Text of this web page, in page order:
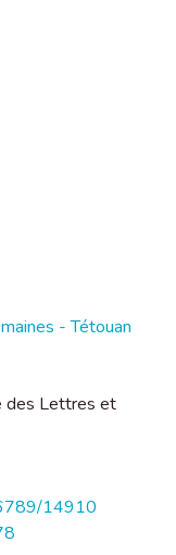
- Tétouan
des Lettres et
14910